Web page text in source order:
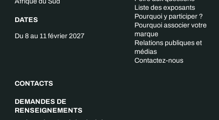
DATES
Du 8 au 11 février 2027
CONTACTS
DEMANDES DE
RENSEIGNEMENTS
Liste des exposants
Pourquoi y participer ?
Pourquoi associer votre
marque
Relations publiques et
médias
Contactez-nous